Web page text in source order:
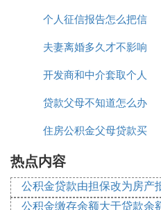
③ 子女买房用父母公
子女买房可以使用父母的
和限制：
主贷人及共同借款人条
主贷人必须上房
共同借款人必须
年以上的直系亲
公积金缴存及债务要求
申请公积金贷款
吗
个人征信报告怎么把信
用卡贷款信息给去掉
夫妻离婚多久才不影响
征信公积金贷款
开发商和中介套取个人
银行贷款
贷款父母不知道怎么办
住房公积金父母贷款买
热点内容
公积金贷款由担保改为房产
公积金缴存余额大于贷款余